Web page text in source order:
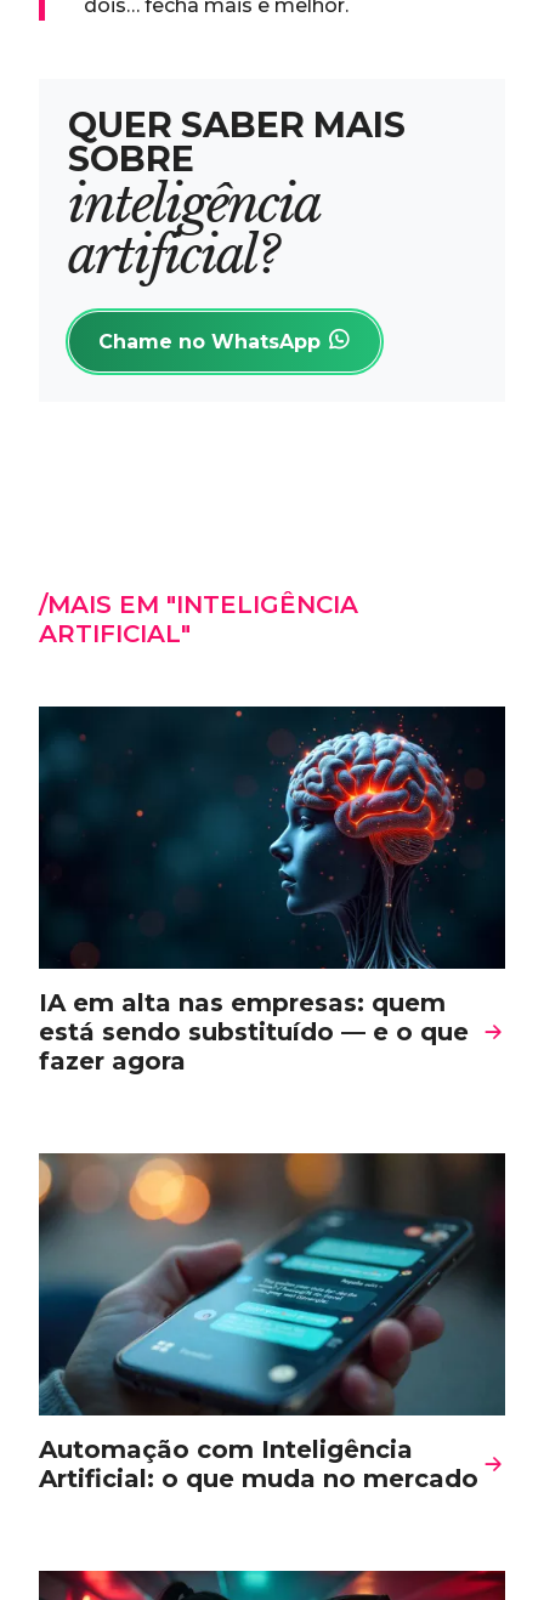
dois… fecha mais e melhor.
QUER SABER MAIS
SOBRE
inteligência
artificial?
Chame no WhatsApp
/MAIS EM "INTELIGÊNCIA
ARTIFICIAL"
IA em alta nas empresas: quem
está sendo substituído — e o que
fazer agora
Automação com Inteligência
Artificial: o que muda no mercado